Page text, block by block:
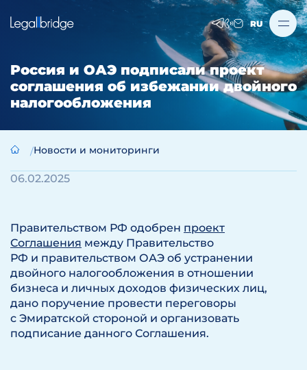
RU
Россия и ОАЭ подписали проект
соглашения об избежании двойного
налогообложения
Новости и мониторинги
06.02.2025
Правительством РФ одобрен проект
Соглашения между Правительство
РФ и правительством ОАЭ об устранении
двойного налогообложения в отношении
бизнеса и личных доходов физических лиц,
дано поручение провести переговоры
с Эмиратской стороной и организовать
подписание данного Соглашения.